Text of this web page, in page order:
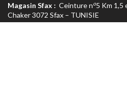
Magasin Sfax : Ceinture no5 Km 1,5
Chaker 3072 Sfax – TUNISIE